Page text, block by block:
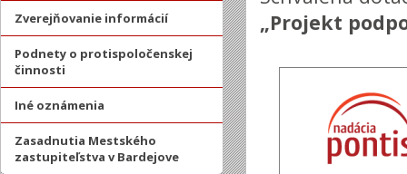
Zverejňovanie informácií
Podnety o protispoločenskej
činnosti
Iné oznámenia
Zasadnutia Mestského
zastupiteľstva v Bardejove
„Projekt